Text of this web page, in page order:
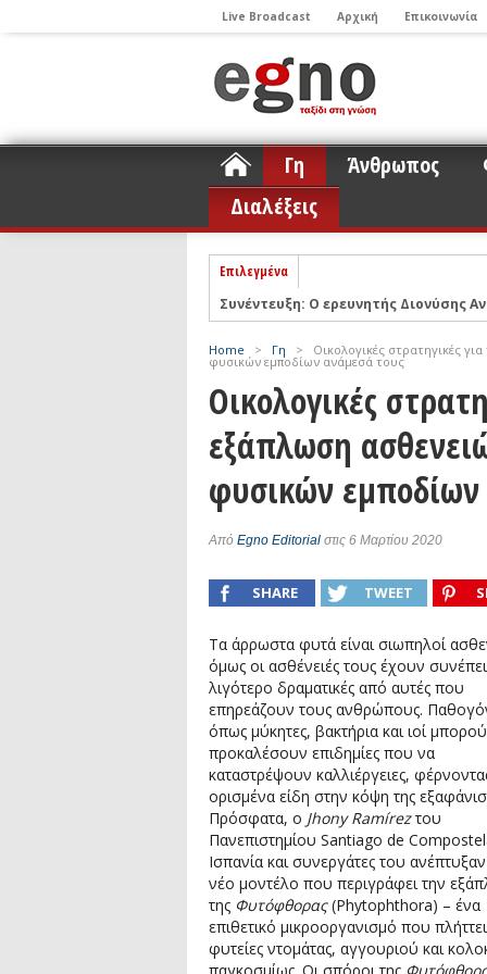
Live Broadcast Αρχική Επικοινωνία
Γη Άνθρωπος
Διαλέξεις
Επιλεγμένα
Συνέντευξη: Ο ερευνητής Διονύσης
Σελήνη
Podcast: Συζήτηση με τον καθηγητή
Podcast: Ο Διονύσης Σιμόπουλος
Άρθρο με αφορμή το Nobel Φυσικής
Συνέντευξη: Το ελληνικό
Συνέντευξη: Ο ερευνητής
Συνέντευξη: Συζητώντας με τον
1)
podcast: Αναζητώντας τα Βαρυτικά
Home > Γη > Οικολογικές στρατηγικές
φυσικών εμποδίων ανάμεσά τους
Οικολογικές
εξάπλωση
φυσικών
Από Egno Editorial στις 6 Μαρτίου 2020
SHARE TWEET
Τα άρρωστα φυτά είναι σιωπηλοί
όμως οι ασθένειές τους έχουν
λιγότερο δραματικές από αυτές που
επηρεάζουν τους ανθρώπους.
όπως μύκητες, βακτήρια και ιοί
προκαλέσουν επιδημίες που να
καταστρέψουν καλλιέργειες,
ορισμένα είδη στην κόψη της
Πρόσφατα, ο Jhony Ramírezτου
Πανεπιστημίου Santiago de
Ισπανία και συνεργάτες του
νέο μοντέλο που περιγράφει την
της Φυτόφθορας(Phytophthora) – ένα
επιθετικό μικροοργανισμό που πλήττει
φυτείες ντομάτας, αγγουριού και